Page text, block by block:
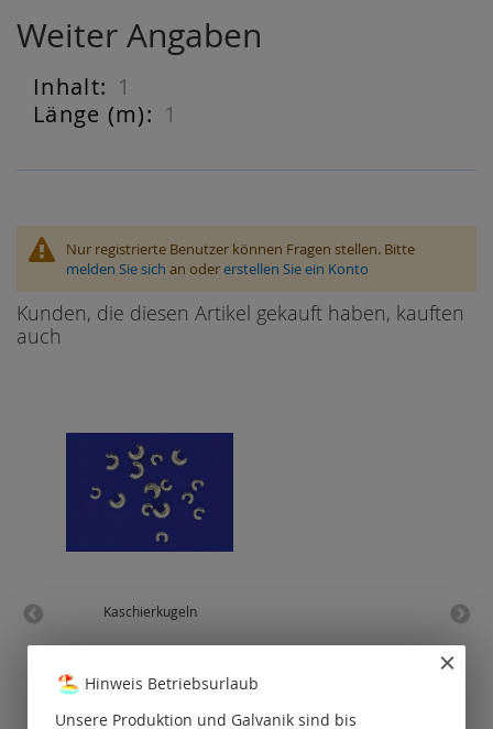
Weiter Angaben
Weiter
Angaben
1
1
Nur registrierte Benutzer können Fragen stellen. Bitte
melden Sie sich an odererstellen Sie ein Konto
Kunden, die diesen Artikel gekauft haben, kauften
auch
Kaschierkugeln
Preise nur für
registrierte
Kunden
Hinweis Betriebsurlaub
Unsere Produktion und Galvanik sind bis